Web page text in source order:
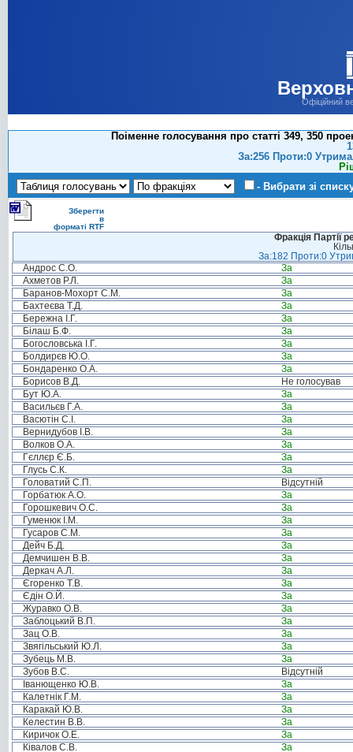
Офіційний
Поіменне голосування про статті 349, 350
За:256 Проти:0
- Вибрати зі
Зберегти
в
форматі RTF
Фракція Партії
За:182 Проти:0
Андрос С.О.
За
Ахметов Р.Л.
За
Баранов-Мохорт С.М.
За
Бахтеєва Т.Д.
За
Бережна І.Г.
За
Білаш Б.Ф.
За
Богословська І.Г.
За
Болдирєв Ю.О.
За
Бондаренко О.А.
За
Борисов В.Д.
Не голосував
Бут Ю.А.
За
Васильєв Г.А.
За
Васютін С.І.
За
Вернидубов І.В.
За
Волков О.А.
За
Гєллєр Є.Б.
За
Глусь С.К.
За
Головатий С.П.
Відсутній
Горбатюк А.О.
За
Горошкевич О.С.
За
Гуменюк І.М.
За
Гусаров С.М.
За
Дейч Б.Д.
За
Демчишен В.В.
За
Деркач А.Л.
За
Єгоренко Т.В.
За
Єдін О.Й.
За
Журавко О.В.
За
Заблоцький В.П.
За
Зац О.В.
За
Звягільський Ю.Л.
За
Зубець М.В.
За
Зубов В.С.
Відсутній
Іванющенко Ю.В.
За
Калетнік Г.М.
За
Каракай Ю.В.
За
Келестин В.В.
За
Киричок О.Е.
За
Ківалов С.В.
За